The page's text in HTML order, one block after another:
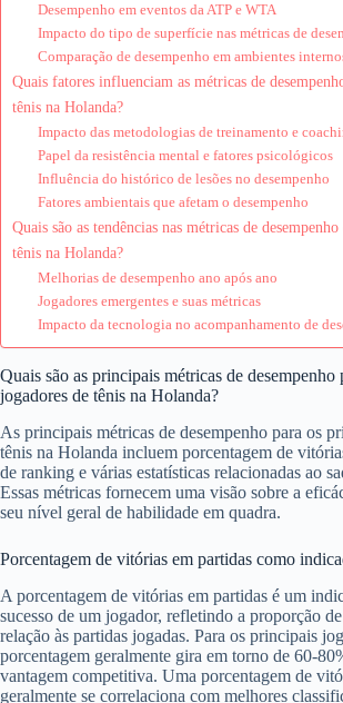
Desempenho em eventos da ATP e WTA
Impacto do tipo de superfície nas métricas de
Comparação de desempenho em ambientes
Quais fatores influenciam as métricas de
tênis na Holanda?
Impacto das metodologias de treinamento e
Papel da resistência mental e fatores psicológicos
Influência do histórico de lesões no desempenho
Fatores ambientais que afetam o desempenho
Quais são as tendências nas métricas de
tênis na Holanda?
Melhorias de desempenho ano após ano
Jogadores emergentes e suas métricas
Impacto da tecnologia no acompanhamento de
Quais são as principais métricas de desempenho
jogadores de tênis na Holanda?
As principais métricas de desempenho para os
tênis na Holanda incluem porcentagem de
de ranking e várias estatísticas relacionadas ao
Essas métricas fornecem uma visão sobre a
seu nível geral de habilidade em quadra.
Porcentagem de vitórias em partidas como
A porcentagem de vitórias em partidas é um
sucesso de um jogador, refletindo a proporção
relação às partidas jogadas. Para os principais
porcentagem geralmente gira em torno de 60-
vantagem competitiva. Uma porcentagem de
geralmente se correlaciona com melhores